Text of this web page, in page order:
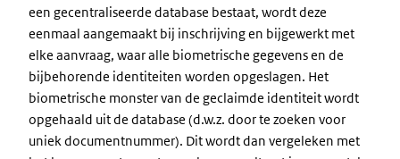
een gecentraliseerde database bestaat, wordt deze
eenmaal aangemaakt bij inschrijving en bijgewerkt met
elke aanvraag, waar alle biometrische gegevens en de
bijbehorende identiteiten worden opgeslagen. Het
biometrische monster van de geclaimde identiteit wordt
opgehaald uit de database (d.w.z. door te zoeken voor
uniek documentnummer). Dit wordt dan vergeleken met